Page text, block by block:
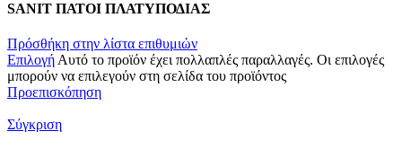
SANIT ΠΑΤΟΙ ΠΛΑΤΥΠΟΔΙΑΣ
Πρόσθήκη στην λίστα επιθυμιών
Επιλογή Αυτό το προϊόν έχει πολλαπλές παραλλαγές. Οι επιλογές
μπορούν να επιλεγούν στη σελίδα του προϊόντος
Προεπισκόπηση
Σύγκριση